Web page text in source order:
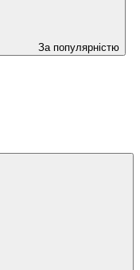
За популярністю